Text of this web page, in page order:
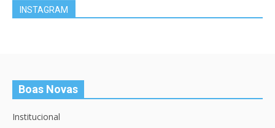
INSTAGRAM
Boas Novas
Institucional